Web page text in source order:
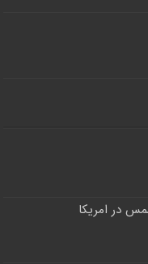
در امریکا